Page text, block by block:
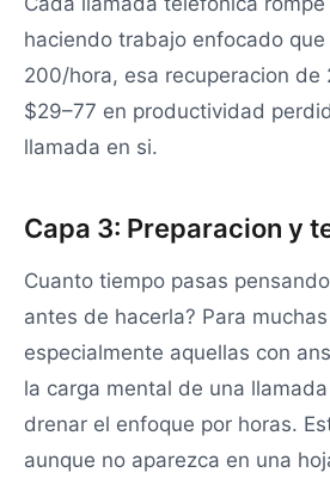
haciendo trabajo enfocado
200/hora, esa recuperacion de
$29–77 en productividad
llamada en si.
Capa 3: Preparacion y
Cuanto tiempo pasas
antes de hacerla? Para
especialmente aquellas con
la carga mental de una
drenar el enfoque por horas.
aunque no aparezca en una